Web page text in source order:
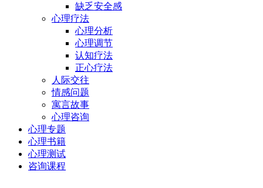
缺乏安全感
心理疗法
心理分析
心理调节
认知疗法
正心疗法
人际交往
情感问题
寓言故事
心理咨询
心理专题
心理书籍
心理测试
咨询课程